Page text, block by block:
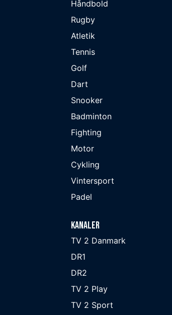
Håndbold
Rugby
Atletik
Tennis
Golf
Dart
Snooker
Badminton
Fighting
Motor
Cykling
Vintersport
Padel
Kanaler
TV 2 Danmark
DR1
DR2
TV 2 Play
TV 2 Sport